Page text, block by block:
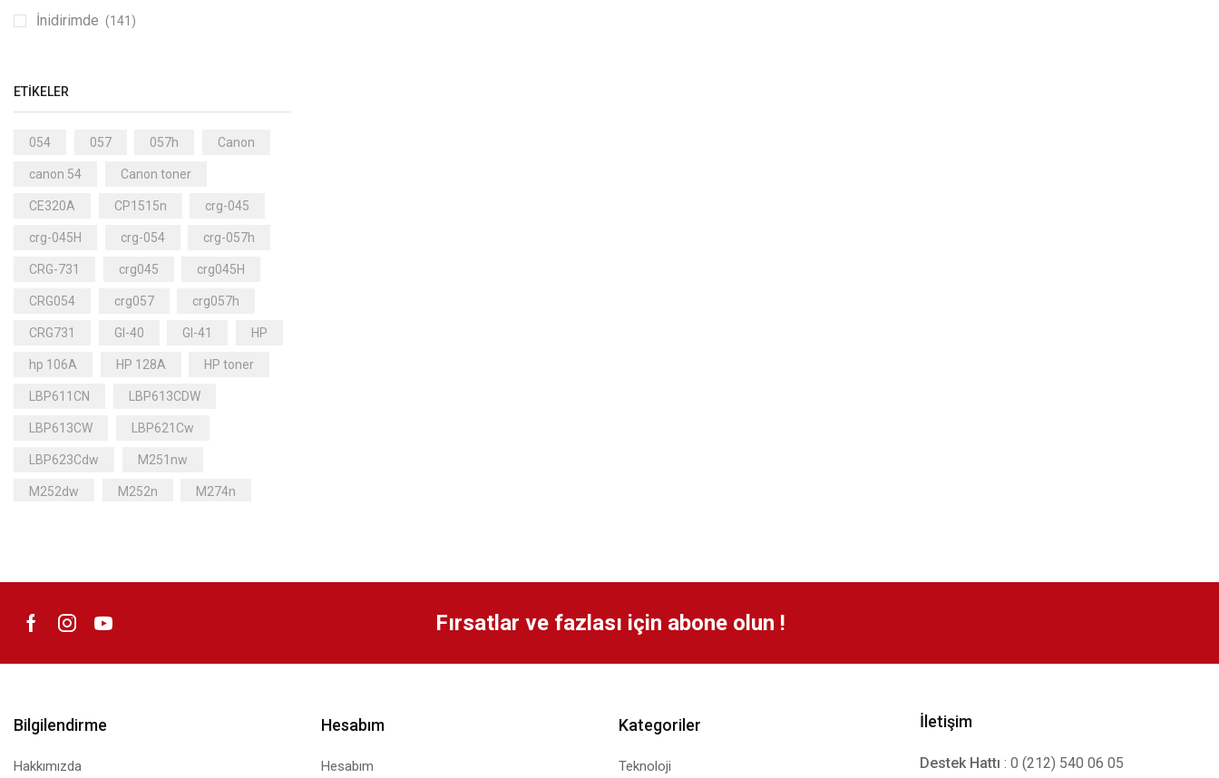
İnidirimde (141)
ETIKELER
054 057 057h Canon
canon 54 Canon toner
CE320A CP1515n crg-045
crg-045H crg-054 crg-057h
CRG-731 crg045 crg045H
CRG054 crg057 crg057h
CRG731 GI-40 GI-41 HP
hp 106A HP 128A HP toner
LBP611CN LBP613CDW
LBP613CW LBP621Cw
LBP623Cdw M251nw
M252dw M252n M274n
MF633CDW MF635CX
MF641Cw Fırsatlar ve fazlası için abone olun !
Bilgilendirme
Hakkımızda
Hesabım
Hesabım
Kategoriler
Teknoloji
İletişim
Destek Hattı : 0 (212) 540 06 05